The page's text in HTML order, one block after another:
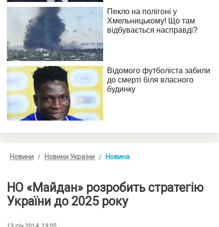
Новини Новини України Новина
НО «Майдан» розробить стратегію
України до 2025 року